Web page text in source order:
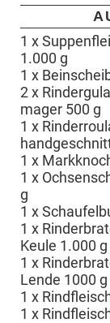
1 x
1.000 g
1 x
2 x
mager 500 g
1 x
1 x
1 x
g
1 x
1 x
Keule 1.000 g
1 x
Lende 1000 g
1 x
1 x